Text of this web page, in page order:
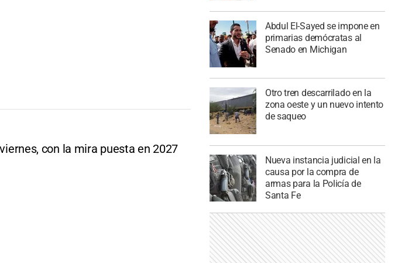
con la mira puesta en 2027
Abdul El-Sayed se impone en
primarias demócratas al
Senado en Michigan
Otro tren descarrilado en la
zona oeste y un nuevo intento
de saqueo
Nueva instancia judicial en la
causa por la compra de
armas para la Policía de
Santa Fe